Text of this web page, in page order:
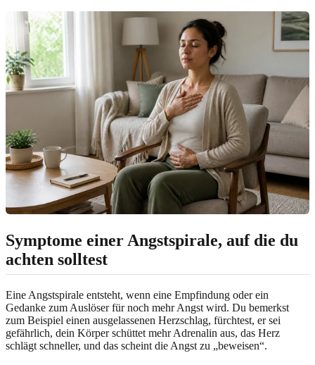
Symptome einer Angstspirale, auf die du
achten solltest
Eine Angstspirale entsteht, wenn eine Empfindung oder ein
Gedanke zum Auslöser für noch mehr Angst wird. Du bemerkst
zum Beispiel einen ausgelassenen Herzschlag, fürchtest, er sei
gefährlich, dein Körper schüttet mehr Adrenalin aus, das Herz
schlägt schneller, und das scheint die Angst zu „beweisen“.